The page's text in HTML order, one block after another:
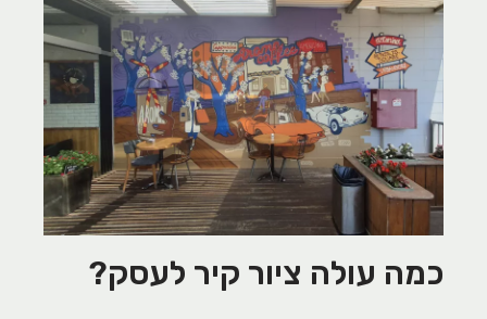
כמה עולה ציור קיר לעסק?